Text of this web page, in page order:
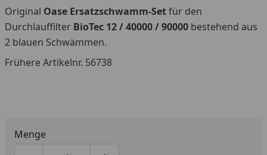
Original Oase Ersatzschwamm-Setfür den
Durchlauffilter BioTec 12 / 40000 / 90000 bestehend aus
2 blauen Schwämmen.
Frühere Artikelnr. 56738
Menge